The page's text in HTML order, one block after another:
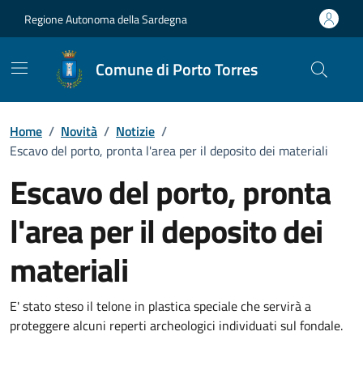
Regione Autonoma della Sardegna
Comune di Porto Torres
Home / Novità / Notizie /
Escavo del porto, pronta l'area per il deposito dei materiali
Escavo del porto, pronta
l'area per il deposito dei
materiali
Dettagli della notizia
E' stato steso il telone in plastica speciale che servirà a
proteggere alcuni reperti archeologici individuati sul fondale.